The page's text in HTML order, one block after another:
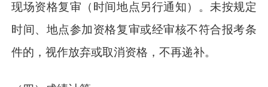
现场资格复审（时间地点另行通知）。未按规定
时间、地点参加资格复审或经审核不符合报考条
件的，视作放弃或取消资格，不再递补。